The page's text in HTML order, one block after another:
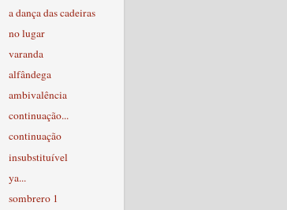
a dança das cadeiras
no lugar
varanda
alfândega
ambivalência
continuação...
continuação
insubstituível
ya...
sombrero 1